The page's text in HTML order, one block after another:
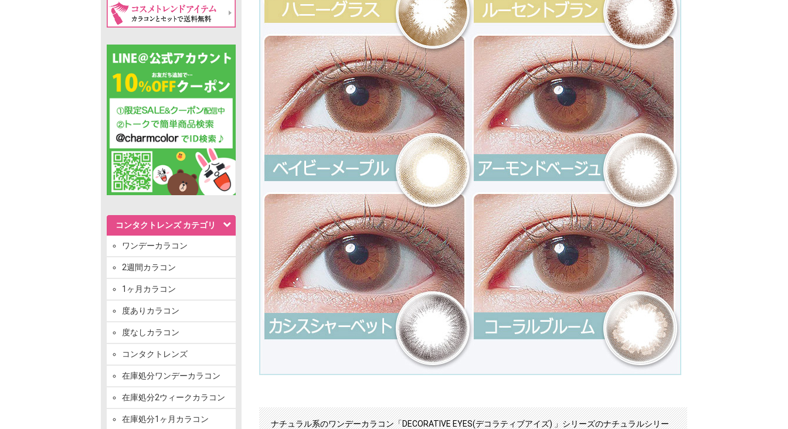
コンタクトレンズ カテゴリ
ワンデーカラコン
2週間カラコン
1ヶ月カラコン
度ありカラコン
度なしカラコン
コンタクトレンズ
在庫処分ワンデーカラコン
在庫処分2ウィークカラコン
在庫処分1ヶ月カラコン
ナチュラル系のワンデーカラコン「DECORATIVE EYES(デコラティブアイズ) 」シリーズのナチュラルシリー